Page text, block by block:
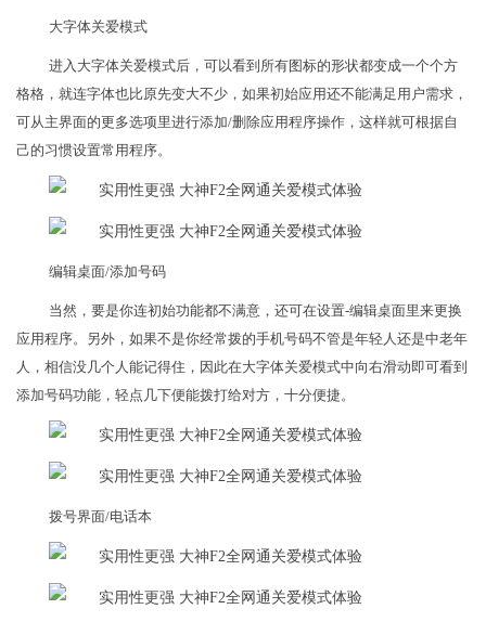
大字体关爱模式
进入大字体关爱模式后，可以看到所有图标的形状都变成一个个方
格格，就连字体也比原先变大不少，如果初始应用还不能满足用户需求，
可从主界面的更多选项里进行添加/删除应用程序操作，这样就可根据自
己的习惯设置常用程序。
编辑桌面/添加号码
当然，要是你连初始功能都不满意，还可在设置-编辑桌面里来更换
应用程序。另外，如果不是你经常拨的手机号码不管是年轻人还是中老年
人，相信没几个人能记得住，因此在大字体关爱模式中向右滑动即可看到
添加号码功能，轻点几下便能拨打给对方，十分便捷。
拨号界面/电话本